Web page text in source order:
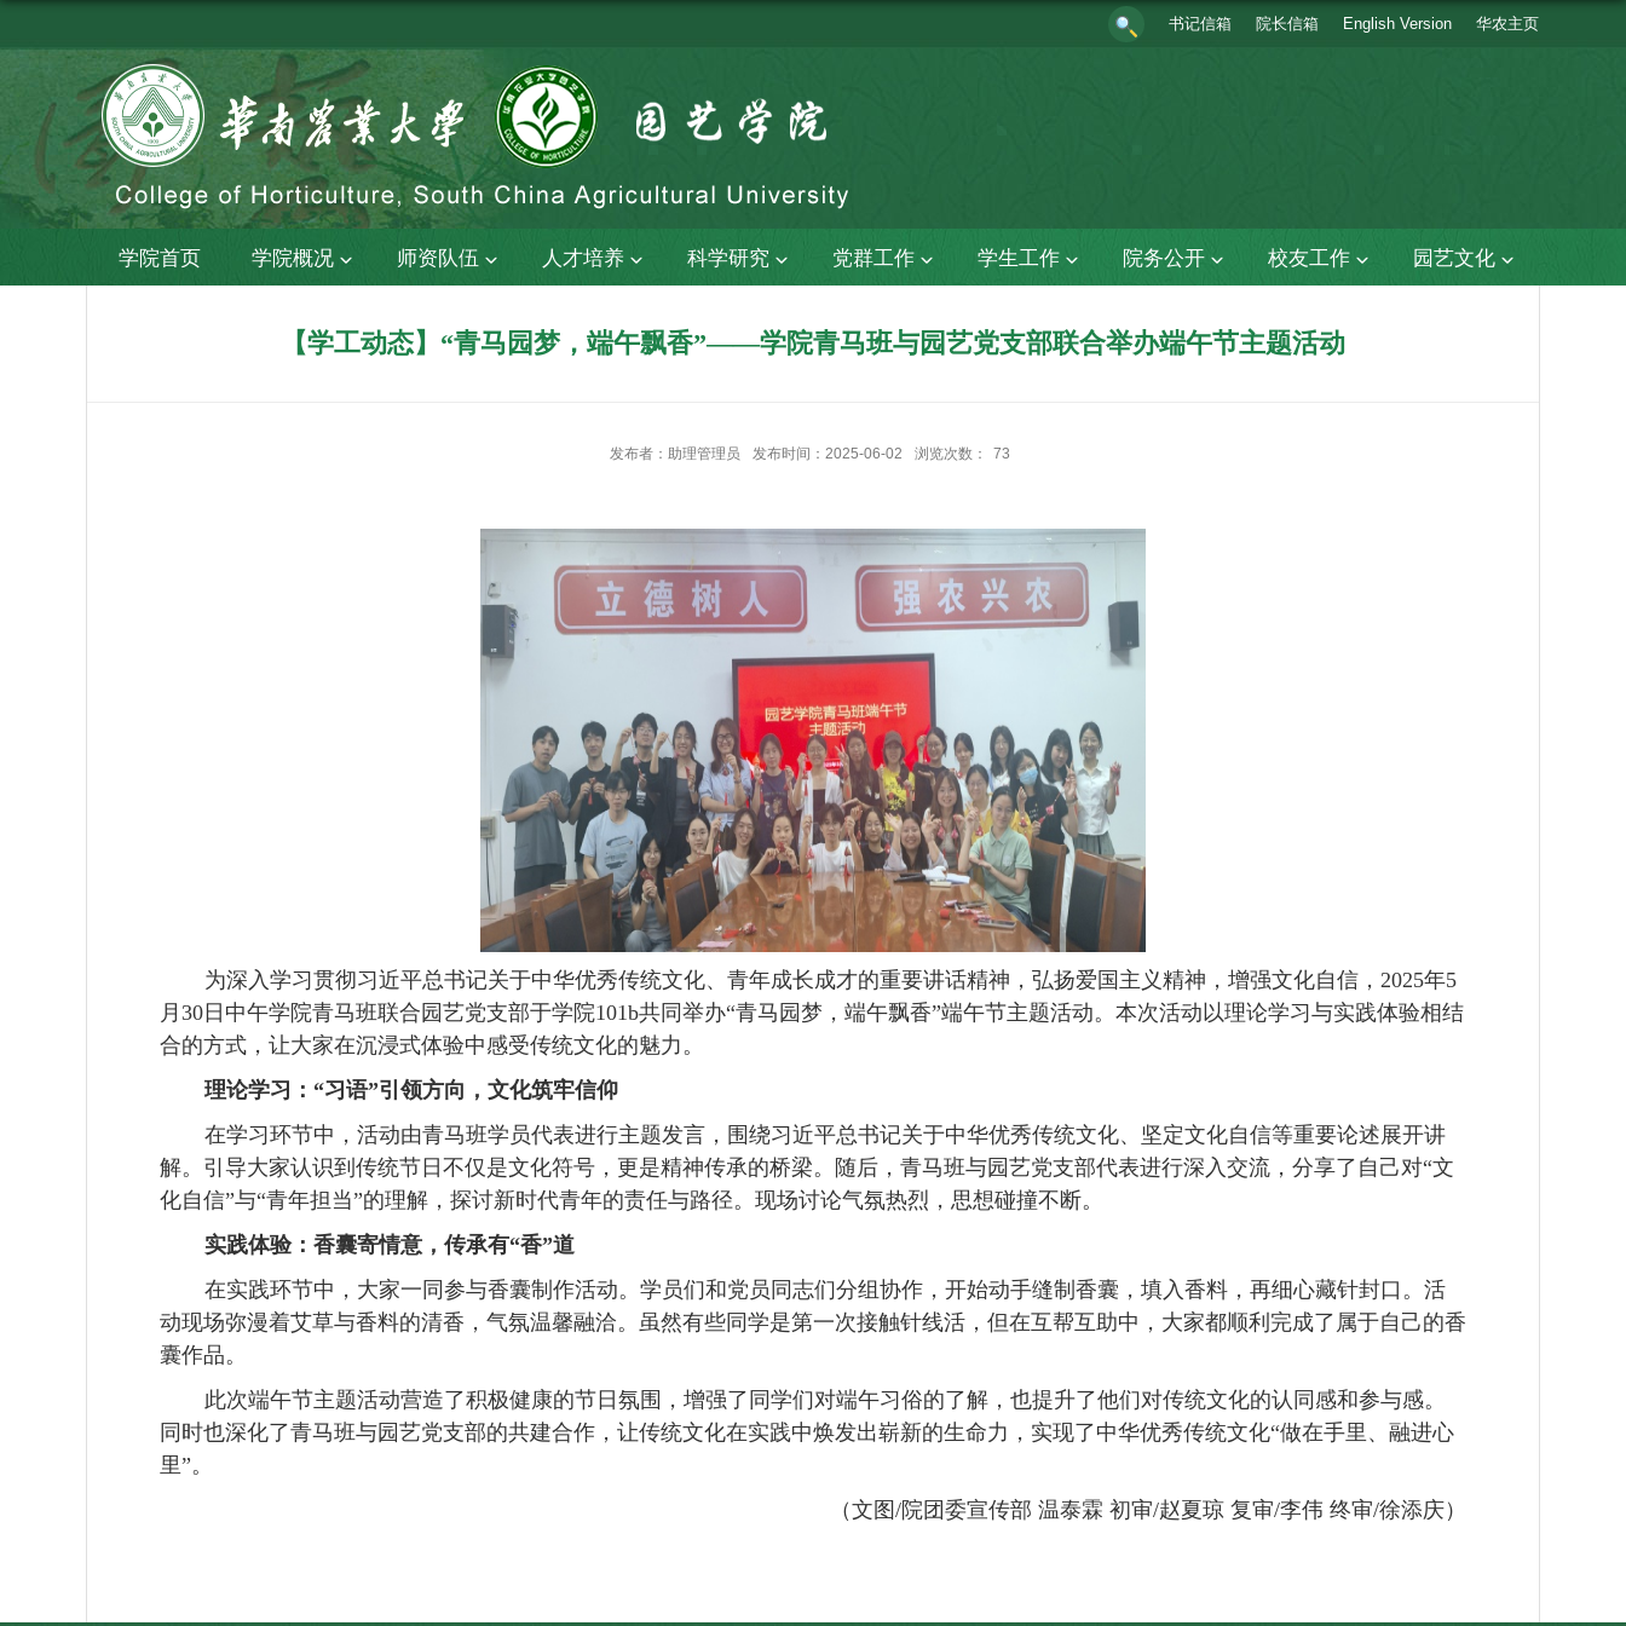
书记信箱 院长信箱 English Version 华农主页
学院首页 学院概况 师资队伍 人才培养 科学研究 党群工作 学生工作 院务公开 校友工作 园艺文化
【学工动态】“青马园梦，端午飘香”——学院青马班与园艺党支部联合举办端午节主题活动
发布者：助理管理员 发布时间：2025-06-02 浏览次数： 73
为深入学习贯彻习近平总书记关于中华优秀传统文化、青年成长成才的重要讲话精神，弘扬爱国主义精神，增强文化自信， 2025年5
月 30 日中午学院青马班联合园艺党支部于学院101b共同举办“青马园梦，端午飘香”端午节主题活动。本次活动以理论学习与实践体验相结
合的方式 ， 让大家在沉浸式体验中感受传统文化的魅力。
理论学习： “习语”引领方向，文化筑牢信仰
在学习环节中，活动由青马班学员代表进行主题发言，围绕习近平总书记关于中华优秀传统文化、坚定文化自信等重要论述展开讲
解。引导大家认识到传统节日不仅是文化符号，更是精神传承的桥梁。随后，青马班与园艺党支部代表进行深入交流，分享了自己对“文
化自信”与“青年担当”的理解，探讨新时代青年的责任与路径。现场讨论气氛热烈，思想碰撞不断。
实践体验：香囊寄情意，传承有“香”道
在实践环节中，大家一同参与香囊制作活动。学员们和党员同志们分组协作，开始动手缝制香囊，填入香料，再细心藏针封口。活
动现场弥漫着艾草与香料的清香，气氛温馨融洽。虽然有些同学是第一次接触针线活，但在互帮互助中，大家都顺利完成了属于自己的香
囊作品。
此次端午节主题活动营造了积极健康的节日氛围，增强了同学们对端午习俗的了解，也提升了他们对传统文化的认同感和参与感。
同时也深化了青马班与园艺党支部的共建合作，让传统文化在实践中焕发出崭新的生命力， 实现了中华优秀传统文化“做在手里、融进心
里”。
（文图 /院团委宣传部 温泰霖 初审/赵夏琼 复审/李伟 终审/徐添庆）